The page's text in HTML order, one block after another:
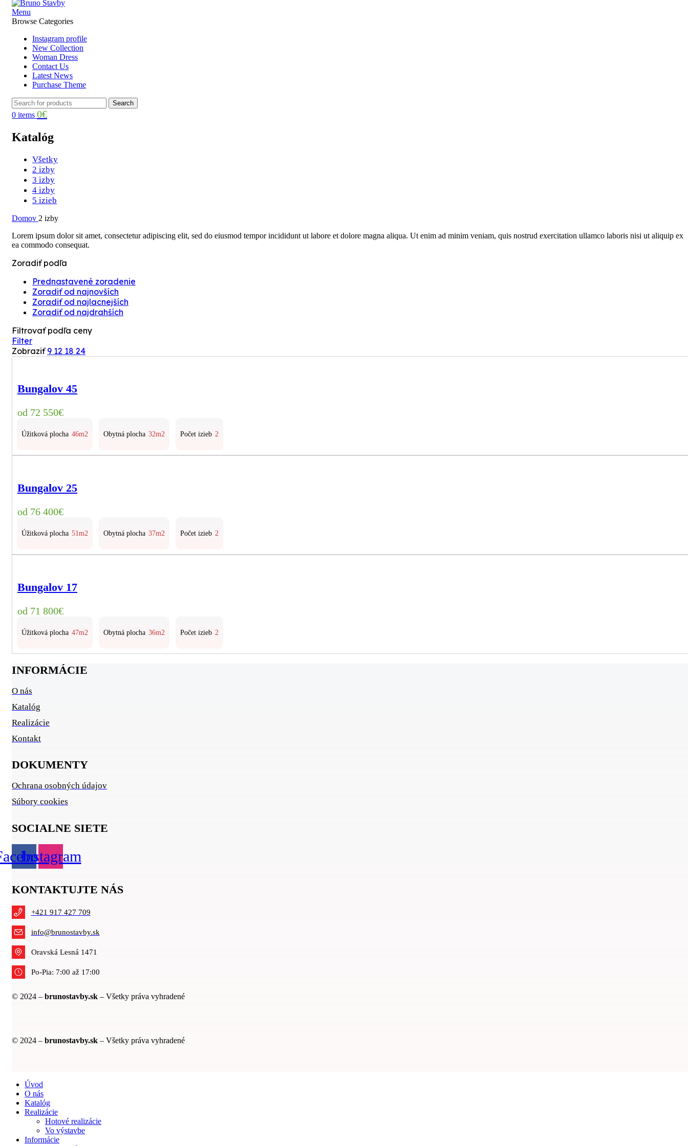
Menu
Browse Categories
Instagram profile
New Collection
Woman Dress
Contact Us
Latest News
Purchase Theme
Search
0 items 0€
Katalóg
Všetky
2 izby
3 izby
4 izby
5 izieb
Domov 2 izby
Lorem ipsum dolor sit amet, consectetur adipiscing elit, sed do eiusmod tempor incididunt ut labore et dolore magna aliqua. Ut enim ad minim veniam, quis nostrud exercitation ullamco laboris nisi ut aliquip ex
ea commodo consequat.
Zoradiť podľa
Prednastavené zoradenie
Zoradiť od najnovších
Zoradiť od najlacnejších
Zoradiť od najdrahších
Filtrovať podľa ceny
Filter
Zobraziť 9 12 18 24
Bungalov 45
72 550€
Úžitková plocha 46m2 Obytná plocha 32m2 Počet izieb 2
Bungalov 25
76 400€
Úžitková plocha 51m2 Obytná plocha 37m2 Počet izieb 2
Bungalov 17
71 800€
Úžitková plocha 47m2 Obytná plocha 36m2 Počet izieb 2
INFORMÁCIE
O nás
Katalóg
Realizácie
Kontakt
DOKUMENTY
Ochrana osobných údajov
Súbory cookies
SOCIALNE SIETE
Instagram
KONTAKTUJTE NÁS
+421 917 427 709
info@brunostavby.sk
Oravská Lesná 1471
Po-Pia: 7:00 až 17:00
© 2024 – brunostavby.sk – Všetky práva vyhradené
© 2024 – brunostavby.sk – Všetky práva vyhradené
Úvod
O nás
Katalóg
Realizácie
Hotové realizácie
Vo výstavbe
Informácie